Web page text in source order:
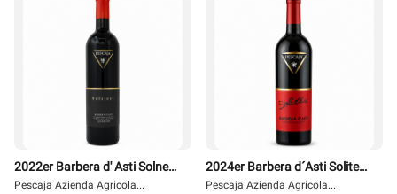
2022er Barbera d' Asti Solneri
0,75 l - Pescaja
Pescaja Azienda Agricola...
2024er Barbera d´Asti Soliter
0,75 l - Pescaja
Pescaja Azienda Agricola...